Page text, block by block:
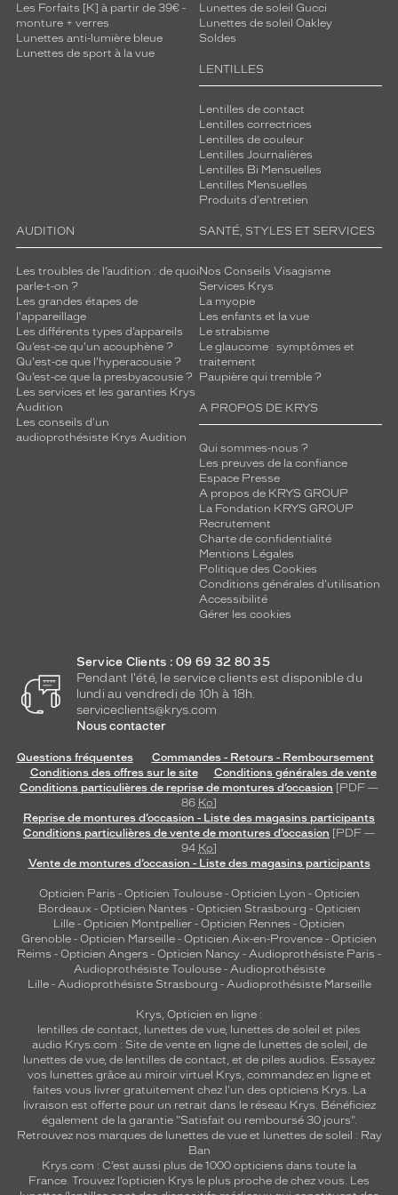
Les Forfaits [K] à partir de 39€ -
monture + verres
Lunettes anti-lumière bleue
Lunettes de sport à la vue
Lunettes de soleil Gucci
Lunettes de soleil Oakley
Soldes
LENTILLES
Lentilles de contact
Lentilles correctrices
Lentilles de couleur
Lentilles Journalières
Lentilles Bi Mensuelles
Lentilles Mensuelles
Produits d'entretien
AUDITION
Les troubles de l’audition : de quoi
parle-t-on ?
Les grandes étapes de
l'appareillage
Les différents types d’appareils
Qu’est-ce qu'un acouphène ?
Qu'est-ce que l'hyperacousie ?
Qu’est-ce que la presbyacousie ?
Les services et les garanties Krys
Audition
Les conseils d'un
audioprothésiste Krys Audition
SANTÉ, STYLES ET SERVICES
Nos Conseils Visagisme
Services Krys
La myopie
Les enfants et la vue
Le strabisme
Le glaucome : symptômes et
traitement
Paupière qui tremble ?
A PROPOS DE KRYS
Qui sommes-nous ?
Les preuves de la confiance
Espace Presse
A propos de KRYS GROUP
La Fondation KRYS GROUP
Recrutement
Charte de confidentialité
Mentions Légales
Politique des Cookies
Conditions générales d'utilisation
Accessibilité
Gérer les cookies
Service Clients : 09 69 32 80 35
Pendant l'été, le service clients est disponible du
lundi au vendredi de 10h à 18h.
serviceclients@krys.com
Nous contacter
Questions fréquentes
Commandes - Retours - Remboursement
Conditions des offres sur le site
Conditions générales de vente
Conditions particulières de reprise de montures d’occasion [PDF —
86 Ko]
Reprise de montures d’occasion - Liste des magasins participants
Conditions particulières de vente de montures d’occasion [PDF —
94 Ko]
Vente de montures d’occasion - Liste des magasins participants
Opticien Paris - Opticien Toulouse- Opticien Lyon - Opticien
Bordeaux- Opticien Nantes - Opticien Strasbourg - Opticien
Lille - Opticien Montpellier - Opticien Rennes - Opticien
Grenoble - Opticien Marseille - Opticien Aix-en-Provence - Opticien
Reims - Opticien Angers - Opticien Nancy - Audioprothésiste Paris -
Audioprothésiste Toulouse- Audioprothésiste
Lille- Audioprothésiste Strasbourg - Audioprothésiste Marseille
Krys, Opticien en ligne :
lentilles de contact, lunettes de vue, lunettes de soleil et piles
audio Krys.com : Site de vente en ligne de lunettes de soleil, de
lunettes de vue, de lentilles de contact, et de piles audios. Essayez
vos lunettes grâce au miroir virtuel Krys, commandez en ligne et
faites vous livrer gratuitement chez l'un des opticiens Krys. La
livraison est offerte pour un retrait dans le réseau Krys. Bénéficiez
également de la garantie "Satisfait ou remboursé 30 jours".
Retrouvez nos marques de lunettes de vue et lunettes de soleil : Ray
Ban
Krys.com : C’est aussi plus de 1000 opticiens dans toute la
France. Trouvez l’opticien Krys le plus proche de chez vous. Les